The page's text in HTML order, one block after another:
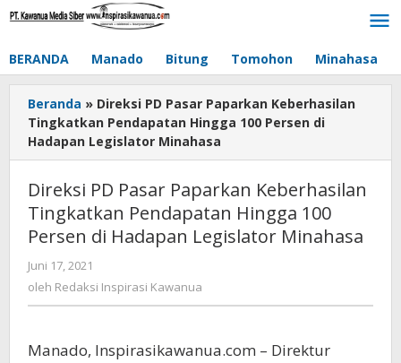
Lewati
BERANDA Manado Bitung Tomohon Minahasa
Beranda » Direksi PD Pasar Paparkan Keberhasilan
Tingkatkan Pendapatan Hingga 100 Persen di
Hadapan Legislator Minahasa
Direksi PD Pasar Paparkan Keberhasilan
Tingkatkan Pendapatan Hingga 100
Persen di Hadapan Legislator Minahasa
Juni 17, 2021
Redaksi
Inspirasi
oleh Redaksi Inspirasi Kawanua
Manado, Inspirasikawanua.com – Direktur